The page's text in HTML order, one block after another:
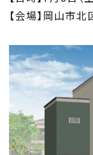
住まい夢ネッ
Project
私たちの取り
【会場】岡山市北